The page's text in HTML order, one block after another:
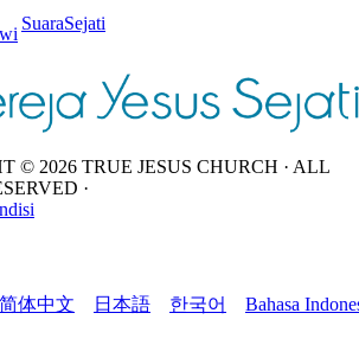
SuaraSejati
© 2026 TRUE JESUS CHURCH · ALL
·
简体中文 日本語 한국어
Bahasa